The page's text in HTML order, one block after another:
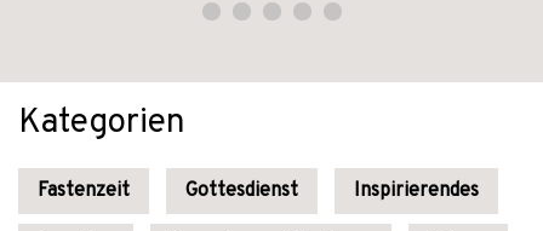
Kategorien
Fastenzeit Gottesdienst Inspirierendes